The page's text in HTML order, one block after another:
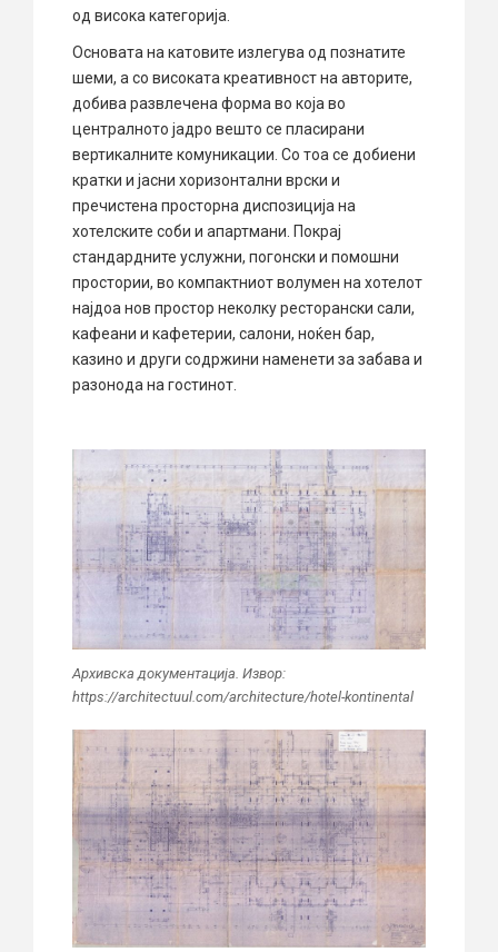
од висока категорија.
Основата на катовите излегува од познатите
шеми, а со високата креативност на авторите,
добива развлечена форма во која во
централното јадро вешто се пласирани
вертикалните комуникации. Со тоа се добиени
кратки и јасни хоризонтални врски и
пречистена просторна диспозиција на
хотелските соби и апартмани. Покрај
стандардните услужни, погонски и помошни
простории, во компактниот волумен на хотелот
најдоа нов простор неколку ресторански сали,
кафеани и кафетерии, салони, ноќен бар,
казино и други содржини наменети за забава и
разонода на гостинот.
Архивска документација. Извор:
https://architectuul.com/architecture/hotel-kontinental